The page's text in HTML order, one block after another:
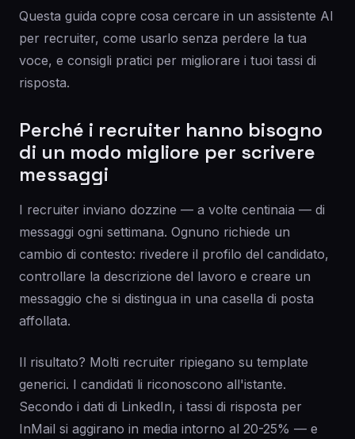
Questa guida copre cosa cercare in un assistente AI
per recruiter, come usarlo senza perdere la tua
voce, e consigli pratici per migliorare i tuoi tassi di
risposta.
Perché i recruiter hanno bisogno
di un modo migliore per scrivere
messaggi
I recruiter inviano dozzine — a volte centinaia — di
messaggi ogni settimana. Ognuno richiede un
cambio di contesto: rivedere il profilo del candidato,
controllare la descrizione del lavoro e creare un
messaggio che si distingua in una casella di posta
affollata.
Il risultato? Molti recruiter ripiegano su template
generici. I candidati li riconoscono all'istante.
Secondo i dati di LinkedIn, i tassi di risposta per
InMail si aggirano in media intorno al 20-25% — e